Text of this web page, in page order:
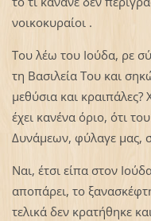
νοικοκυραίοι .
Του λέω του Ιούδα, ρε
τη Βασιλεία Του και
μεθύσια και κραιπάλες?
έχει κανένα όριο, ότι
Δυνάμεων, φύλαγε μας,
Ναι, έτσι είπα στον
αποπάρει, το
τελικά δεν κρατήθηκε